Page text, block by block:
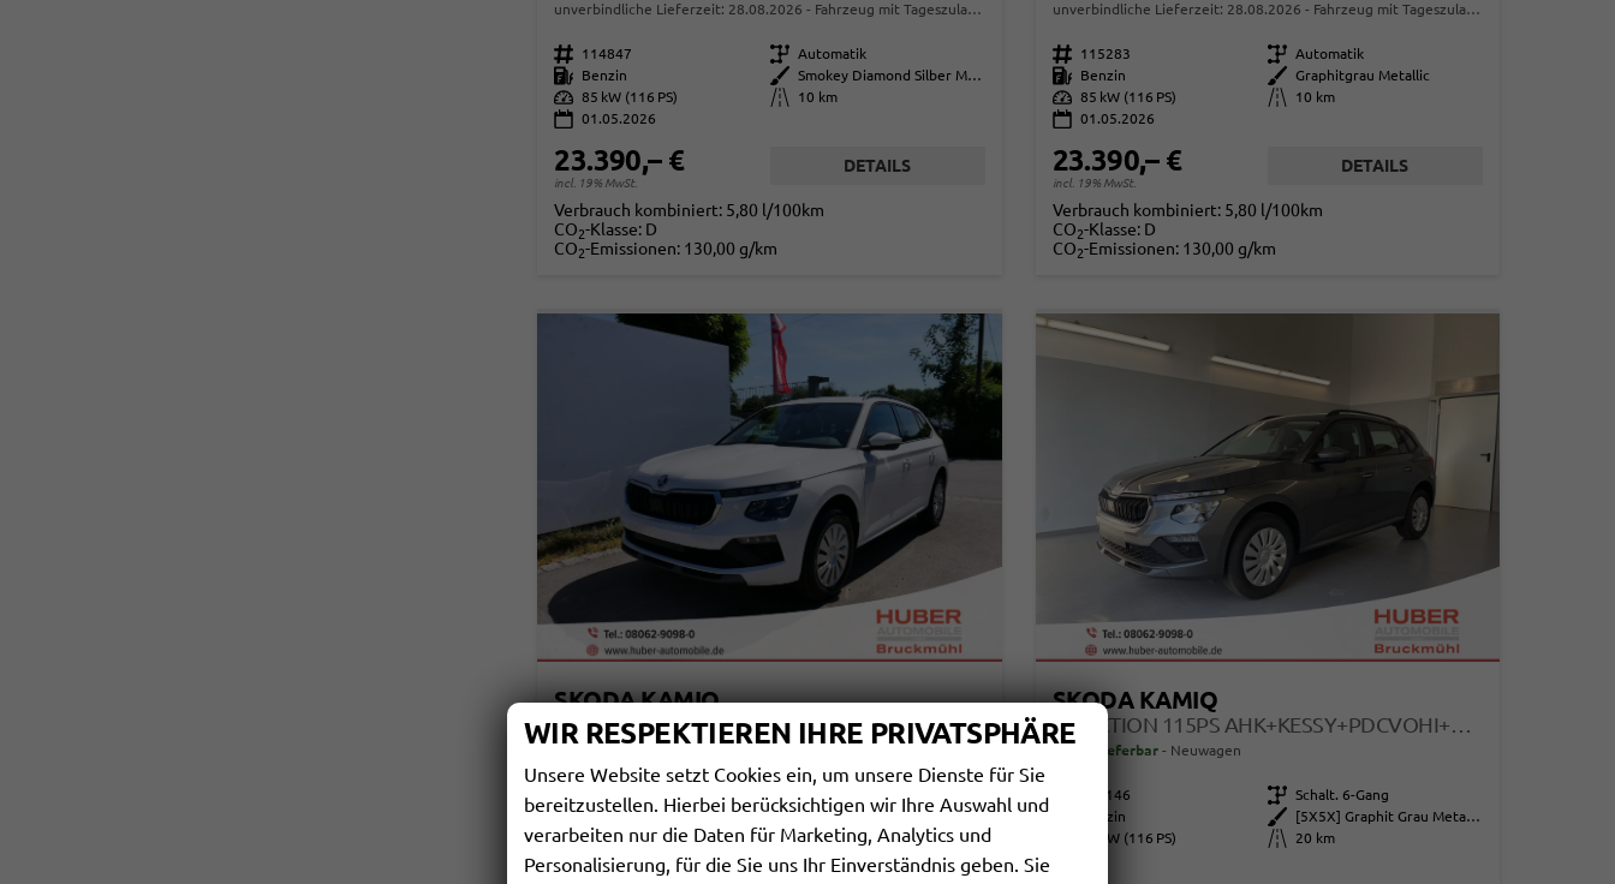
unverbindliche Lieferzeit: 28.08.2026 Fahrzeug mit Tageszulassung
Fahrzeugnr. 114847 Getriebe Automatik
Kraftstoff
Benzin Außenfarbe
Smokey Diamond Silber Metallic
Leistung 85 kW (116 PS) Kilometerstand
10 km
01.05.2026
23.390,– €
incl. 19% MwSt.
DETAILS
Verbrauch kombiniert: 5,80 l/100km
CO2-Klasse: D
CO2-Emissionen: 130,00 g/km
unverbindliche Lieferzeit: 28.08.2026 Fahrzeug mit Tageszulassung
Fahrzeugnr. 115283 Getriebe Automatik
Kraftstoff
Benzin Außenfarbe
Graphitgrau Metallic
Leistung 85 kW (116 PS) Kilometerstand
10 km
01.05.2026
23.390,– €
incl. 19% MwSt.
DETAILS
Verbrauch kombiniert: 5,80 l/100km
CO2-Klasse: D
CO2-Emissionen: 130,00 g/km
SKODA KAMIQ
SELECTION 1.0 TSI DSG*PDC-HINTEN*TEMPOMAT*SMARTLINK*SHZ*LED*KLIMAAUTOMATIK*
Fahrzeugnr. 113761 Getriebe
Automatik
Kraftstoff Benzin Außenfarbe Candyweiß
Leistung 85 kW (116 PS) Kilometerstand 20 km
01.06.2026
SKODA KAMIQ
SELECTION 115PS AHK+KESSY+PDCVOHI+KAMERA+CLIMATRONIC+APPCONNECT+SITZHEIZUNG
sofort lieferbar Neuwagen
115146 Getriebe Schalt. 6-Gang
Benzin Außenfarbe
[5X5X] Graphit Grau Metallic
85 kW (116 PS) Kilometerstand 20 km
WIR RESPEKTIEREN IHRE PRIVATSPHÄRE
Unsere Website setzt Cookies ein, um unsere Dienste für Sie
bereitzustellen. Hierbei berücksichtigen wir Ihre Auswahl und
verarbeiten nur die Daten für Marketing, Analytics und
Personalisierung, für die Sie uns Ihr Einverständnis geben. Sie